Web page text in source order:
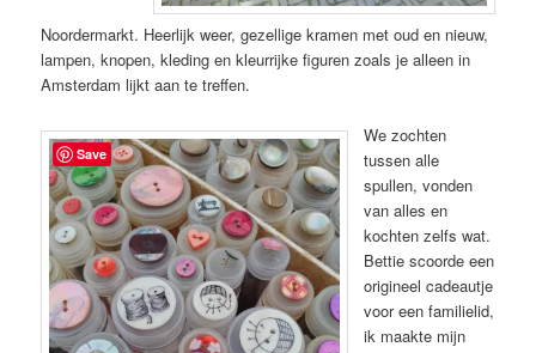
Noordermarkt. Heerlijk weer, gezellige kramen met oud en nieuw,
lampen, knopen, kleding en kleurrijke figuren zoals je alleen in
Amsterdam lijkt aan te treffen.
We zochten
tussen alle
spullen, vonden
van alles en
kochten zelfs wat.
Bettie scoorde een
origineel cadeautje
voor een familielid,
ik maakte mijn
Save